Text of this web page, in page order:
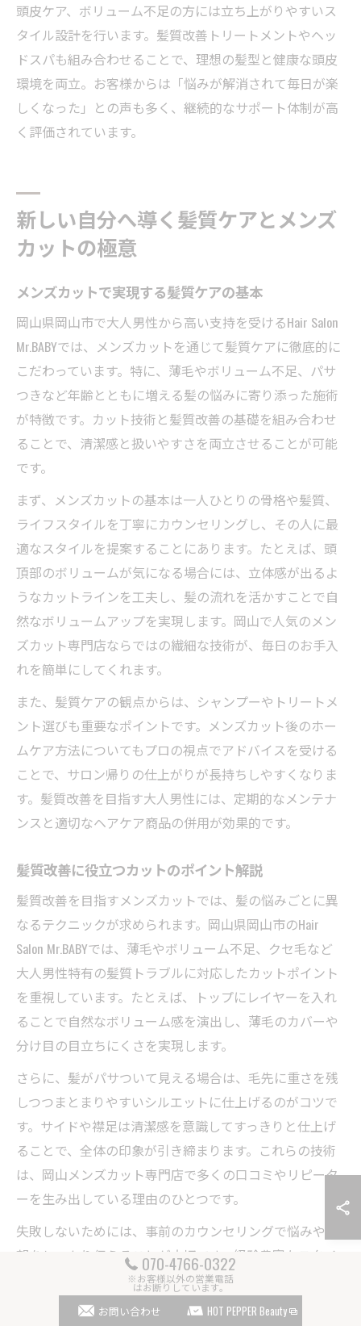
頭皮ケア、ボリューム不足の方には立ち上がりやすいス
タイル設計を行います。髪質改善トリートメントやヘッ
ドスパも組み合わせることで、理想の髪型と健康な頭皮
環境を両立。お客様からは「悩みが解消されて毎日が楽
しくなった」との声も多く、継続的なサポート体制が高
く評価されています。
新しい自分へ導く髪質ケアとメンズ
カットの極意
メンズカットで実現する髪質ケアの基本
岡山県岡山市で大人男性から高い支持を受けるHair Salon
Mr.BABYでは、メンズカットを通じて髪質ケアに徹底的に
こだわっています。特に、薄毛やボリューム不足、パサ
つきなど年齢とともに増える髪の悩みに寄り添った施術
が特徴です。カット技術と髪質改善の基礎を組み合わせ
ることで、清潔感と扱いやすさを両立させることが可能
です。
まず、メンズカットの基本は一人ひとりの骨格や髪質、
ライフスタイルを丁寧にカウンセリングし、その人に最
適なスタイルを提案することにあります。たとえば、頭
頂部のボリュームが気になる場合には、立体感が出るよ
うなカットラインを工夫し、髪の流れを活かすことで自
然なボリュームアップを実現します。岡山で人気のメン
ズカット専門店ならではの繊細な技術が、毎日のお手入
れを簡単にしてくれます。
また、髪質ケアの観点からは、シャンプーやトリートメ
ント選びも重要なポイントです。メンズカット後のホー
ムケア方法についてもプロの視点でアドバイスを受ける
ことで、サロン帰りの仕上がりが長持ちしやすくなりま
す。髪質改善を目指す大人男性には、定期的なメンテナ
ンスと適切なヘアケア商品の併用が効果的です。
髪質改善に役立つカットのポイント解説
髪質改善を目指すメンズカットでは、髪の悩みごとに異
なるテクニックが求められます。岡山県岡山市のHair
Salon Mr.BABYでは、薄毛やボリューム不足、クセ毛など
大人男性特有の髪質トラブルに対応したカットポイント
を重視しています。たとえば、トップにレイヤーを入れ
ることで自然なボリューム感を演出し、薄毛のカバーや
分け目の目立ちにくさを実現します。
さらに、髪がパサついて見える場合は、毛先に重さを残
しつつまとまりやすいシルエットに仕上げるのがコツで
す。サイドや襟足は清潔感を意識してすっきりと仕上げ
ることで、全体の印象が引き締まります。これらの技術
は、岡山メンズカット専門店で多くの口コミやリピータ
ーを生み出している理由のひとつです。
失敗しないためには、事前のカウンセリングで悩みや希
望をしっかり伝えることが大切です。経験豊富なスタイ
リストが対応することで、髪質や骨格に合わせたオーダ
ーメイドのカットが受けられます。実際に「朝のセット
070-4766-0322
※お客様以外の営業電話
はお断りしています。
お問い合わせ HOT PEPPER Beauty